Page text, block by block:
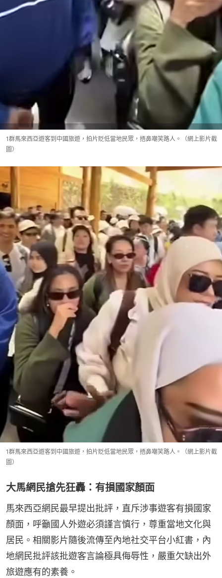
1群馬來西亞遊客到中國旅遊，拍片貶低當地民眾，捂鼻嘲笑路人。（網上影片截
圖）
1群馬來西亞遊客到中國旅遊，拍片貶低當地民眾，捂鼻嘲笑路人。（網上影片截
圖）
大馬網民搶先狂轟：有損國家顏面
馬來西亞網民最早提出批評，直斥涉事遊客有損國家
顏面，呼籲國人外遊必須謹言慎行，尊重當地文化與
居民。相關影片隨後流傳至內地社交平台小紅書，內
地網民批評該批遊客言論極具侮辱性，嚴重欠缺出外
旅遊應有的素養。